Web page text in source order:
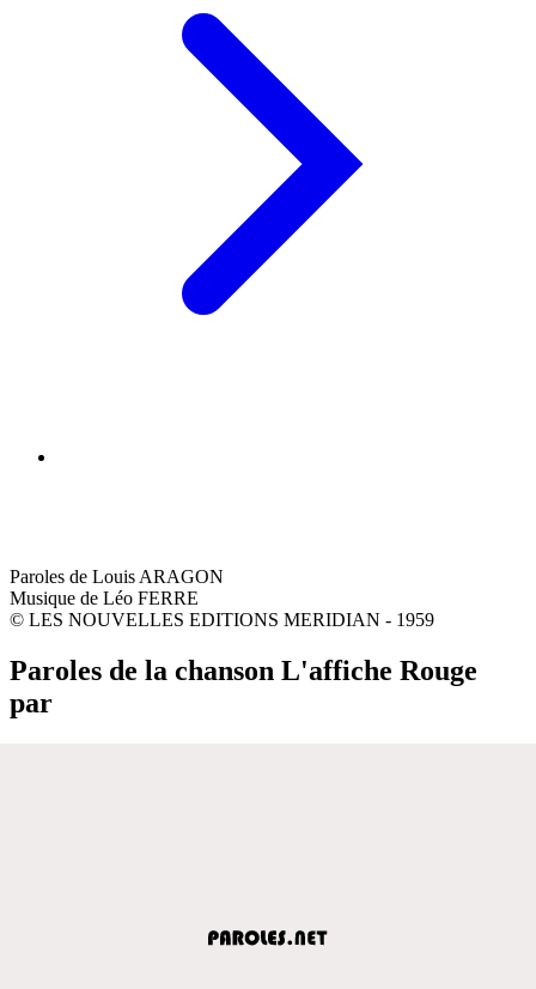
Paroles de Louis ARAGON
Musique de Léo FERRE
© LES NOUVELLES EDITIONS MERIDIAN - 1959
Paroles de la chanson L'affiche Rouge
par